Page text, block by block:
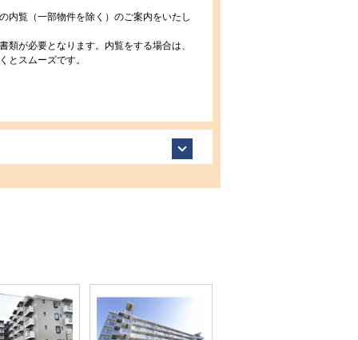
内覧（一部物件を除く）のご案内をいたし
が必要となります。内覧をする場合は、
とスムーズです。